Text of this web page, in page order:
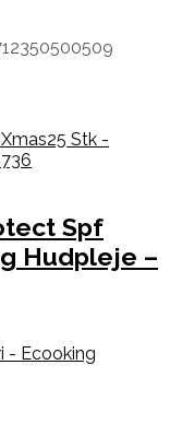
Spf
Hudpleje –